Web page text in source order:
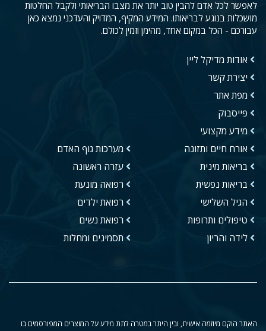
לאפשר לכל אדם להבין טוב יותר את מצבו הבריאותי ולקבל החלטות
מושכלות בנוגע לבריאותו. המידע המקיף, המדויק והעדכני נמצא כאן
עבורכם - הכל במקום אחד, מהימן וזמין לכולם.
אודות מדיקל ליין
יצירת קשר
מפת אתר
פייסבוק
מידע מקצועי
אורח חיים ותזונה
בריאות מינית
בריאות נפשית
הגיל השלישי
טיפולים ותרופות
לידה והריון
מערכות גוף האדם
עזרה ראשונה
רפואה מונעת
רפואת ילדים
רפואת נשים
תסמינים ומחלות
האתר הוקם מיוזמה אישית, ובין היתר במטרה לתת מידע על המוצרים המפורסמים בו